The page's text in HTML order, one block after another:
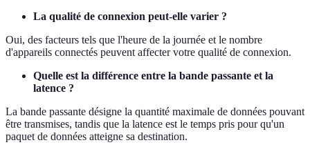
La qualité de connexion peut-elle varier ?
Oui, des facteurs tels que l'heure de la journée et le nombre
d'appareils connectés peuvent affecter votre qualité de connexion.
Quelle est la différence entre la bande passante et la
latence ?
La bande passante désigne la quantité maximale de données pouvant
être transmises, tandis que la latence est le temps pris pour qu'un
paquet de données atteigne sa destination.